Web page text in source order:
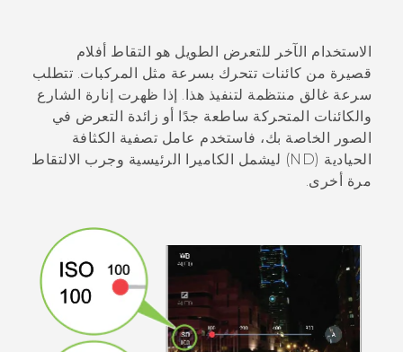
الاستخدام الآخر للتعرض الطويل هو التقاط أفلام
قصيرة من كائنات تتحرك بسرعة مثل المركبات. تتطلب
سرعة غالق منتظمة لتنفيذ هذا. إذا ظهرت إنارة الشارع
والكائنات المتحركة ساطعة جدًا أو زائدة التعرض في
الصور الخاصة بك، فاستخدم عامل تصفية الكثافة
الحيادية (ND) ليشمل الكاميرا الرئيسية وجرب الالتقاط
مرة أخرى.